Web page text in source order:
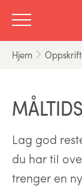
Hjem
Lag god
du har til
trenger en